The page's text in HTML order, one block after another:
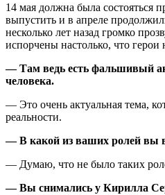
14 мая должна была состояться
выпустить и в апреле
несколько лет назад громко
испорчены настолько, что
— Там ведь есть фальшивый
человека.
— Это очень актуальная тема,
реальности.
— В какой из ваших ролей вы в
— Думаю, что не было таких
— Вы снимались у Кирилла